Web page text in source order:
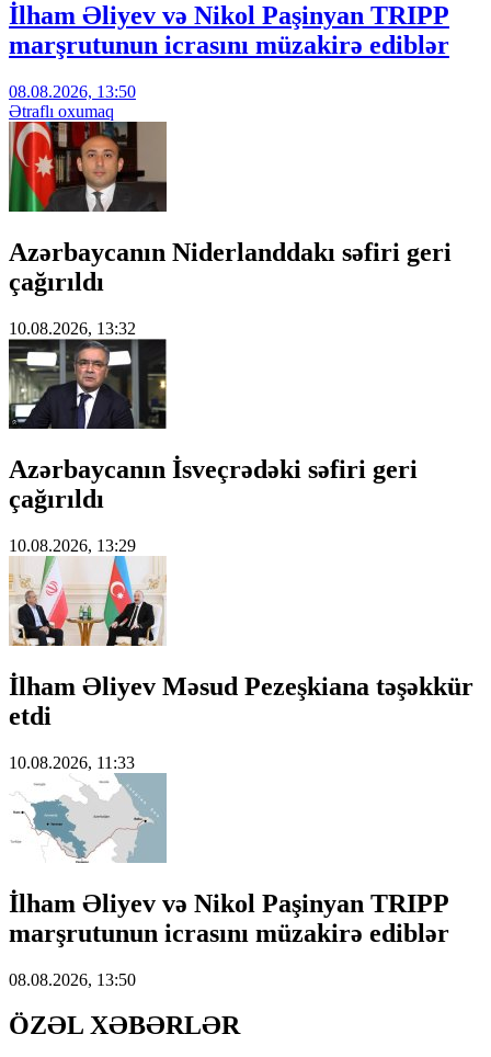
İlham Əliyev və Nikol Paşinyan TRIPP
marşrutunun icrasını müzakirə ediblər
08.08.2026, 13:50
Ətraflı oxumaq
Azərbaycanın Niderlanddakı səfiri geri
çağırıldı
10.08.2026, 13:32
Azərbaycanın İsveçrədəki səfiri geri
çağırıldı
10.08.2026, 13:29
İlham Əliyev Məsud Pezeşkiana təşəkkür
etdi
10.08.2026, 11:33
İlham Əliyev və Nikol Paşinyan TRIPP
marşrutunun icrasını müzakirə ediblər
08.08.2026, 13:50
ÖZƏL XƏBƏRLƏR